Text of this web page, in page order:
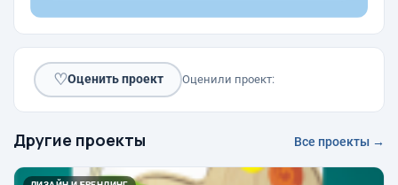
♡Оценить проект Оценили проект:
Другие проекты Все проекты →